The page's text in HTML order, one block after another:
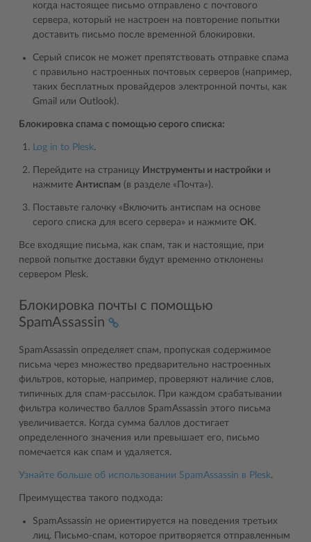
когда настоящее письмо отправлено с почтового
сервера, который не настроен на повторение попытки
доставить письмо после временной блокировки.
Серый список не может препятствовать отправке спама
с правильно настроенных почтовых серверов (например,
таких бесплатных провайдеров электронной почты, как
Gmail или Outlook).
Блокировка спама с помощью серого списка:
Log in to Plesk.
Перейдите на страницу Инструменты и настройки и
нажмите Антиспам (в разделе «Почта»).
Поставьте галочку «Включить антиспам на основе
серого списка для всего сервера» и нажмите ОК.
Все входящие письма, как спам, так и настоящие, при
первой попытке доставки будут временно отклонены
сервером Plesk.
Блокировка почты с помощью
SpamAssassin
SpamAssassin определяет спам, пропуская содержимое
письма через множество предварительно настроенных
фильтров, которые, например, проверяют наличие слов,
типичных для спам-рассылок. При каждом срабатывании
фильтра количество баллов SpamAssassin этого письма
увеличивается. Когда сумма баллов достигает
определенного значения или превышает его, письмо
помечается как спам и удаляется.
Узнайте больше об использовании SpamAssassin в Plesk.
Преимущества такого подхода:
SpamAssassin не ориентируется на поведения третьих
лиц. Письмо-спам, которое притворяется отправленным